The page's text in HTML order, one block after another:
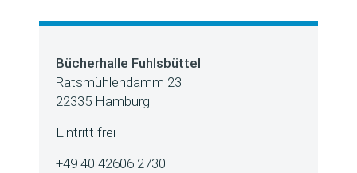
Bücherhalle Fuhlsbüttel
Ratsmühlendamm 23
22335 Hamburg
Eintritt frei
+49 40 42606 2730